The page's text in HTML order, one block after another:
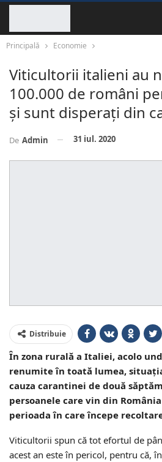
Principală Economie
Viticultorii italieni au
100.000 de români
și sunt disperați din
De Admin 31 iul. 2020
Distribuie
În zona rurală a Italiei, acolo
renumite în toată lumea,
cauza carantinei de două
persoanele care vin din
perioada în care începe
Viticultorii spun că tot efortul de
acest an este în pericol, pentru că,